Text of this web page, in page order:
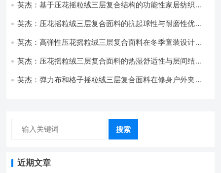
英杰：基于压花摇粒绒三层复合结构的功能性家居纺织品
英杰：压花摇粒绒三层复合面料的抗起球性与耐磨性优化
英杰：高弹性压花摇粒绒三层复合面料在冬季童装设计中
英杰：压花摇粒绒三层复合面料的热湿舒适性与层间结合
英杰：弹力布和格子摇粒绒三层复合面料在修身户外夹克
搜索
近期文章